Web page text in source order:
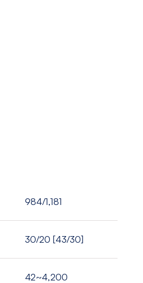
984/1,181
30/20 [43/30]
42~4,200